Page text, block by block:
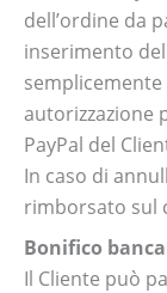
dell’ordine da
inserimento
autorizzazione
PayPal del
In caso di
rimborsato sul
Bonifico
Il Cliente può